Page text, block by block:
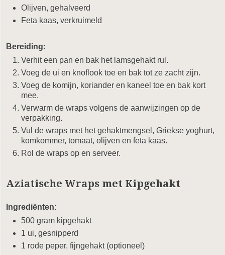
Olijven, gehalveerd
Feta kaas, verkruimeld
Bereiding:
Verhit een pan en bak het lamsgehakt rul.
Voeg de ui en knoflook toe en bak tot ze zacht zijn.
Voeg de komijn, koriander en kaneel toe en bak kort
mee.
Verwarm de wraps volgens de aanwijzingen op de
verpakking.
Vul de wraps met het gehaktmengsel, Griekse yoghurt,
komkommer, tomaat, olijven en feta kaas.
Rol de wraps op en serveer.
Aziatische Wraps met Kipgehakt
Ingrediënten:
500 gram kipgehakt
1 ui, gesnipperd
1 rode peper, fijngehakt (optioneel)